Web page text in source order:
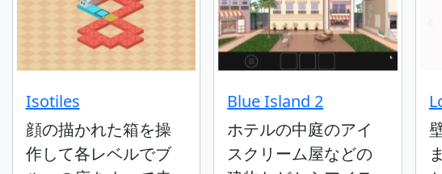
Isotiles
顔の描かれた箱を操
作して各レベルでブ
Blue Island 2
ホテルの中庭のアイ
スクリーム屋などの